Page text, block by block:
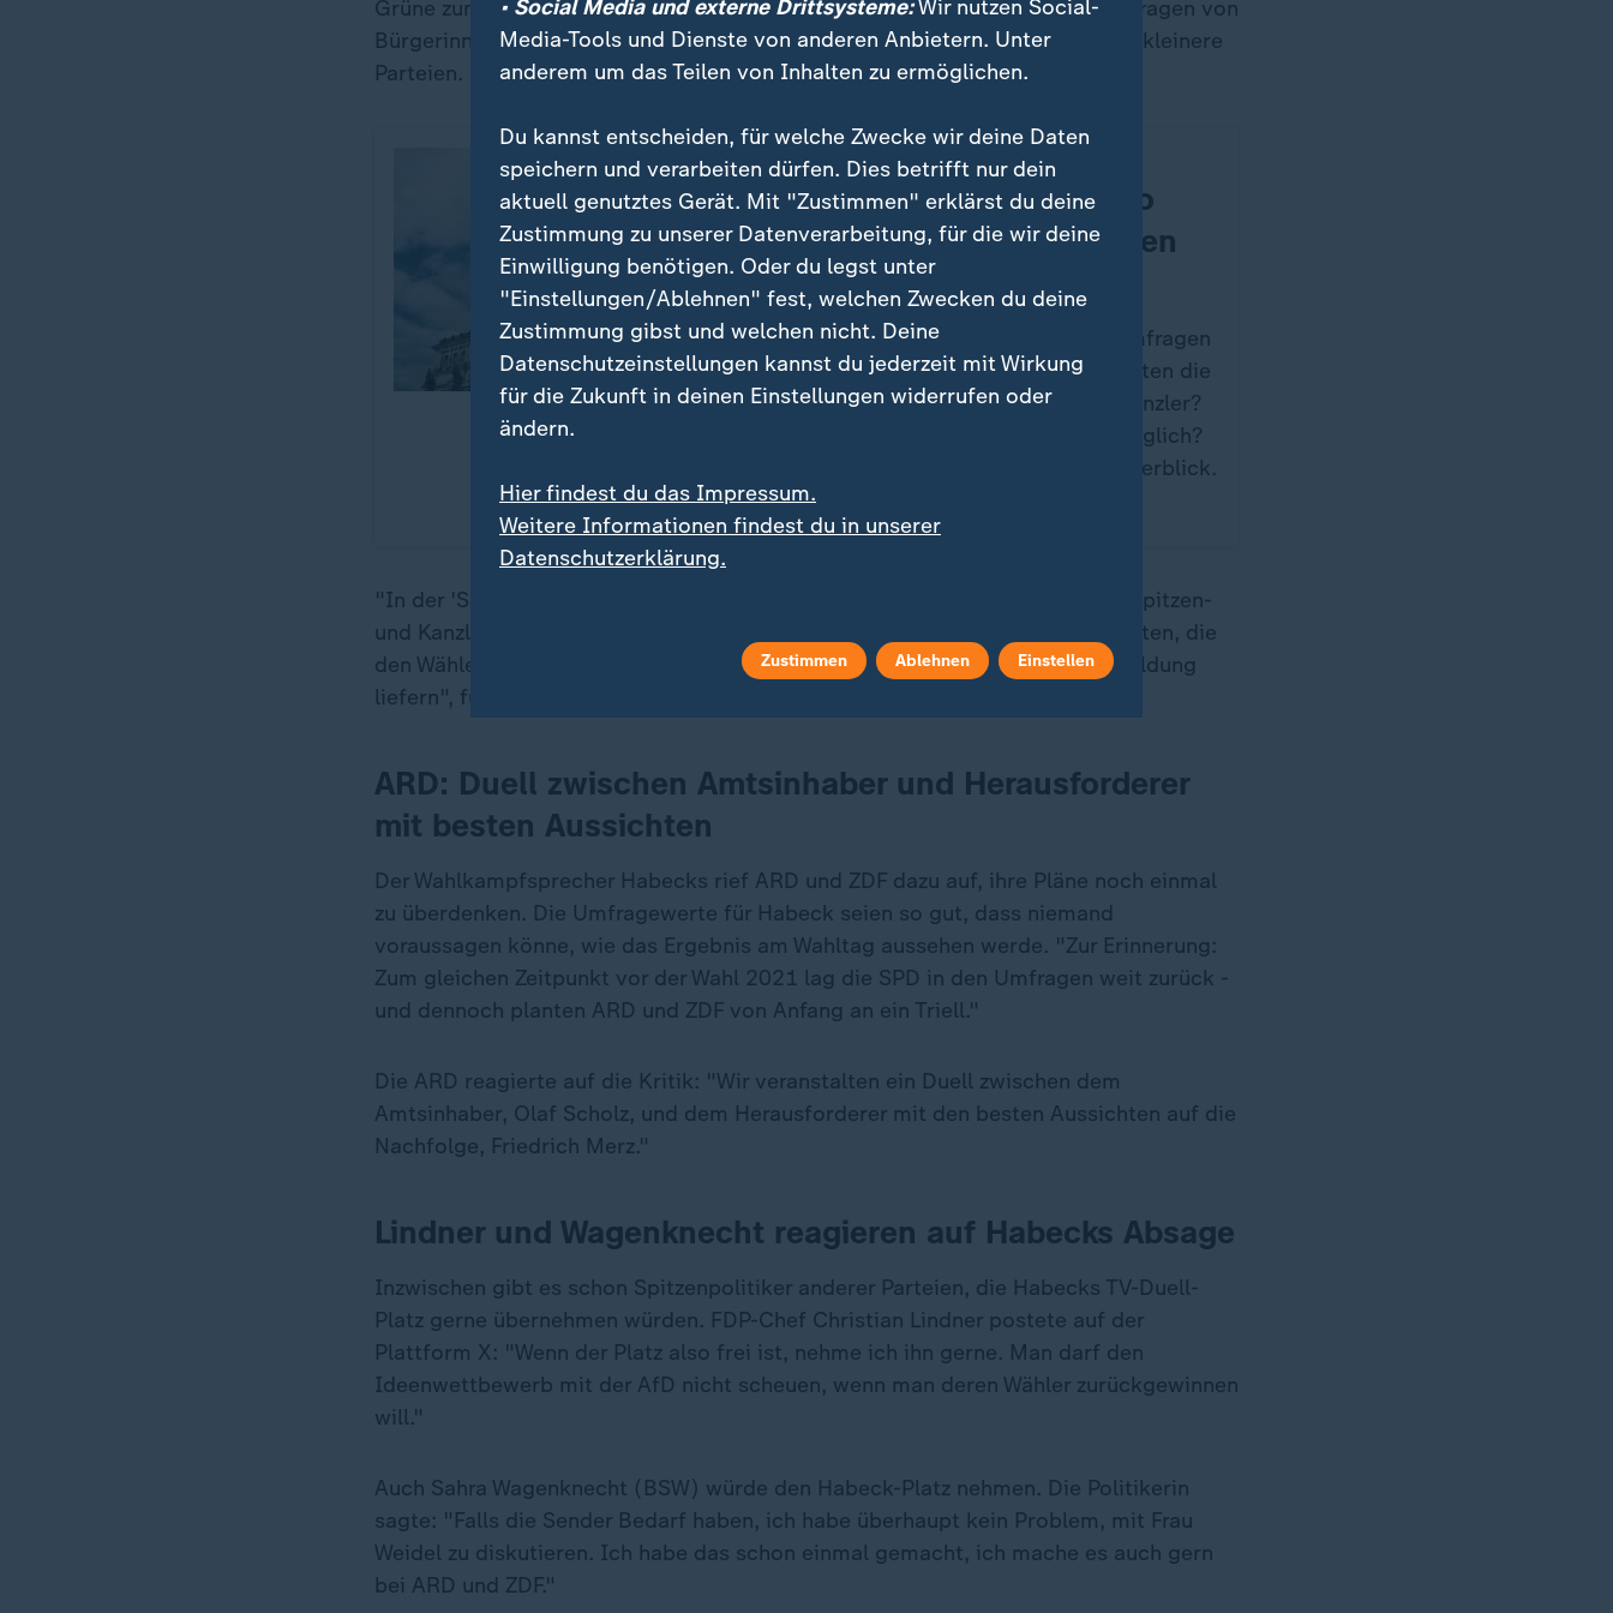
Grüne zum ZDF-Wahlforum "Klartext" am 13. Februar eingeladen, sich den Fragen von
Bürgerinnen und Bürgern zu stellen. Zur Sendung 'Schlagabtausch' kommen kleinere
Parteien.
Stimmung in Deutschland
:Bundestagswahl: So
steht es in der letzten
Umfrage
Welche Partei führt in den Umfragen
zur Bundestagswahl? Wen hätten die
Deutschen am liebsten als Kanzler?
Welche Koalitionen wären möglich?
Die wichtigsten Zahlen im Überblick.
von Robert Meyer
"In der 'Schlussrunde' von ARD und ZDF drei Tage vor der Wahl treffen alle Spitzen-
und Kanzlerkandidaten aufeinander. Die 'Duelle' sind eines von vielen Formaten, die
den Wählerinnen und Wählern insgesamt ein breites Angebot zur Meinungsbildung
liefern", führt Bettina Schausten aus.
ARD: Duell zwischen Amtsinhaber und Herausforderer
mit besten Aussichten
Der Wahlkampfsprecher Habecks rief ARD und ZDF dazu auf, ihre Pläne noch einmal
zu überdenken. Die Umfragewerte für Habeck seien so gut, dass niemand
voraussagen könne, wie das Ergebnis am Wahltag aussehen werde. "Zur Erinnerung:
Zum gleichen Zeitpunkt vor der Wahl 2021 lag die SPD in den Umfragen weit zurück -
und dennoch planten ARD und ZDF von Anfang an ein Triell."
Die ARD reagierte auf die Kritik: "Wir veranstalten ein Duell zwischen dem
Amtsinhaber, Olaf Scholz, und dem Herausforderer mit den besten Aussichten auf die
Nachfolge, Friedrich Merz."
Lindner und Wagenknecht reagieren auf Habecks Absage
Inzwischen gibt es schon Spitzenpolitiker anderer Parteien, die Habecks TV-Duell-
Platz gerne übernehmen würden. FDP-Chef Christian Lindner postete auf der
Plattform X: "Wenn der Platz also frei ist, nehme ich ihn gerne. Man darf den
Ideenwettbewerb mit der AfD nicht scheuen, wenn man deren Wähler zurückgewinnen
will."
Auch Sahra Wagenknecht (BSW) würde den Habeck-Platz nehmen. Die Politikerin
sagte: "Falls die Sender Bedarf haben, ich habe überhaupt kein Problem, mit Frau
Weidel zu diskutieren. Ich habe das schon einmal gemacht, ich mache es auch gern
bei ARD und ZDF."
• Social Media und externe Drittsysteme:Wir nutzen Social-
Media-Tools und Dienste von anderen Anbietern. Unter
anderem um das Teilen von Inhalten zu ermöglichen.
Du kannst entscheiden, für welche Zwecke wir deine Daten
speichern und verarbeiten dürfen. Dies betrifft nur dein
aktuell genutztes Gerät. Mit "Zustimmen" erklärst du deine
Zustimmung zu unserer Datenverarbeitung, für die wir deine
Einwilligung benötigen. Oder du legst unter
"Einstellungen/Ablehnen" fest, welchen Zwecken du deine
Zustimmung gibst und welchen nicht. Deine
Datenschutzeinstellungen kannst du jederzeit mit Wirkung
für die Zukunft in deinen Einstellungen widerrufen oder
ändern.
Hier findest du das Impressum.
Weitere Informationen findest du in unserer
Datenschutzerklärung.
Zustimmen Ablehnen Einstellen